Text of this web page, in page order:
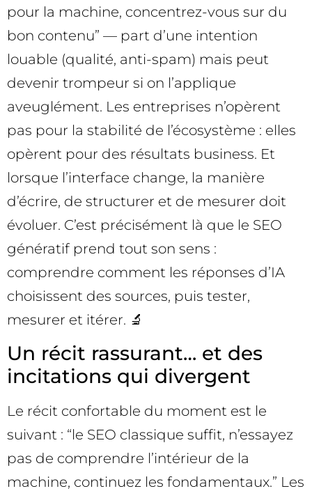
pour la machine, concentrez-vous sur du
bon contenu” — part d’une intention
louable (qualité, anti-spam) mais peut
devenir trompeur si on l’applique
aveuglément. Les entreprises n’opèrent
pas pour la stabilité de l’écosystème : elles
opèrent pour des résultats business. Et
lorsque l’interface change, la manière
d’écrire, de structurer et de mesurer doit
évoluer. C’est précisément là que le SEO
génératif prend tout son sens :
comprendre comment les réponses d’IA
choisissent des sources, puis tester,
mesurer et itérer. 🔬
Un récit rassurant… et des
incitations qui divergent
Le récit confortable du moment est le
suivant : “le SEO classique suffit, n’essayez
pas de comprendre l’intérieur de la
machine, continuez les fondamentaux.” Les